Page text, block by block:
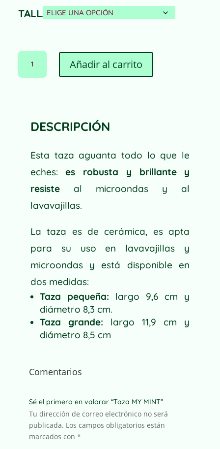
TALLA
TAZA
MY
MINT
Añadir al carrito
DESCRIPCIÓN
Esta taza aguanta todo lo que le
eches:es robusta y brillante y
resisteal microondas y al
lavavajillas.
La taza es de cerámica, es apta
para su uso en lavavajillas y
microondas y está disponible en
dos medidas:
Taza pequeña: largo 9,6 cm y
diámetro 8,3 cm.
Taza grande: largo 11,9 cm y
diámetro 8,5 cm
Comentarios
Sé el primero en valorar “Taza MY MINT”
Tu dirección de correo electrónico no será
publicada. Los campos obligatorios están
marcados con *